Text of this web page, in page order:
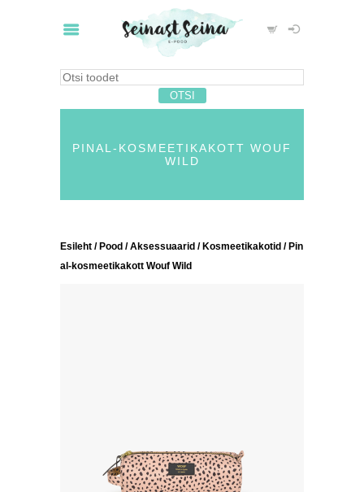
PINAL-KOSMEETIKAKOTT WOUF
WILD
Esileht / Pood /Aksessuaarid / Kosmeetikakotid / Pin
al-kosmeetikakott Wouf Wild